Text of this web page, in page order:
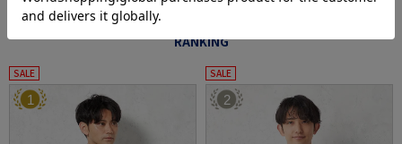
カジュアルインナー売れ筋ランキング
RANKING
SALE
1
SALE
2